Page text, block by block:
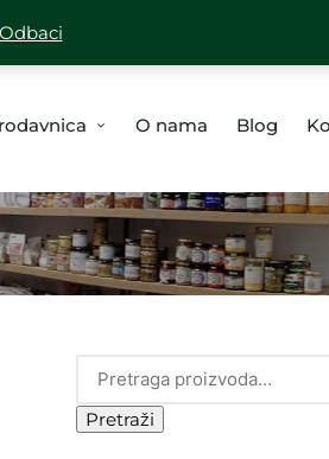
ZA SVE PORUDŽBINE PREKO 10,000
O nama Blog
Pretraži